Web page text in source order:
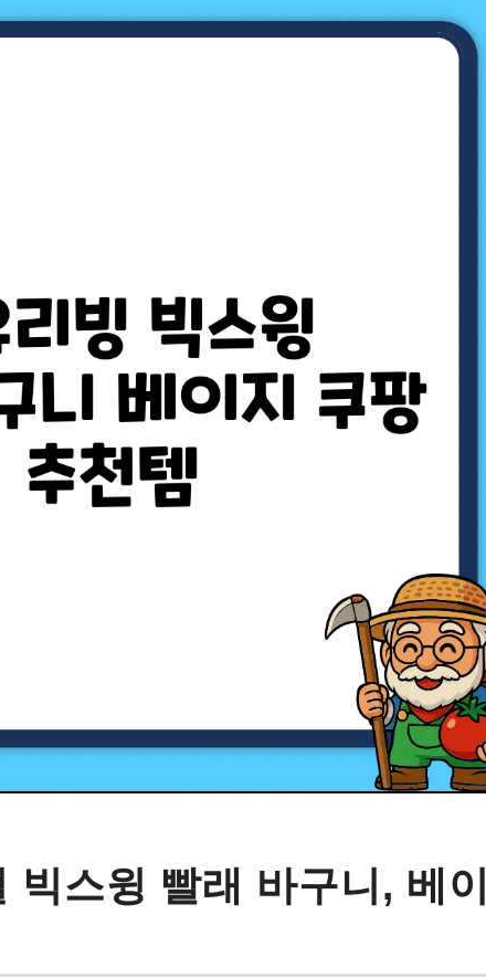
빅스윙 빨래 바구니, 베이